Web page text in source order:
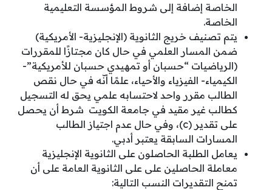
الخاصة إضافة إلى شروط المؤسسة التعليمية
الخاصة.
يتم تصنيف خريج الثانوية (الإنجليزية- الأمريكية)
ضمن المسار العلمي في حال كان مجتازًا للمقررات
(الرياضيات “حسبان أو تمهيدي حسبان للأمريكية”-
الكيمياء- الفيزياء والأحياء، علمًا أنّه في حال نقص
الطالب مقرر واحد لاحتسابه علمي يحق له التسجيل
كطالب غير مقيد في جامعة الكويت شرط أن يحصل
على تقدير (c)، وفي حال عدم اجتياز الطالب
المسارات السابقة يعتبر أدبي.
يعامل الطلبة الحاصلون على الثانوية الإنجليزية
معاملة الحاصلين على على الثانوية العامة على أن
تمنح التقديرات النسب التالية: